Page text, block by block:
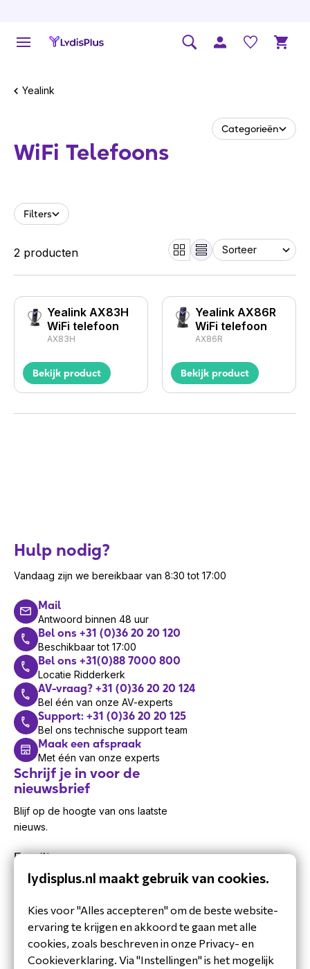
Yealink
Categorieën
WiFi Telefoons
Filters
2 producten
Yealink AX83H
WiFi telefoon
AX83H
Bekijk product
Yealink AX86R
WiFi telefoon
AX86R
Bekijk product
Hulp nodig?
Vandaag zijn we bereikbaar van 8:30 tot 17:00
Mail
Antwoord binnen 48 uur
Bel ons +31 (0)36 20 20 120
Beschikbaar tot 17:00
Bel ons +31(0)88 7000 800
Locatie Ridderkerk
AV-vraag? +31 (0)36 20 20 124
Bel één van onze AV-experts
Support: +31 (0)36 20 20 125
Bel ons technische support team
Maak een afspraak
Met één van onze experts
Schrijf je in voor de
nieuwsbrief
Blijf op de hoogte van ons laatste
nieuws.
lydisplus.nl maakt gebruik van cookies.
Kies voor "Alles accepteren" om de beste website-
ervaring te krijgen en akkoord te gaan met alle
cookies, zoals beschreven in onze Privacy- en
Cookieverklaring. Via "Instellingen" is het mogelijk